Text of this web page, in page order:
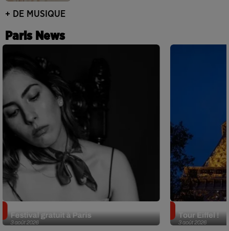
+ DE MUSIQUE
Paris News
3 août 2026
Festival gratuit à Paris
3 août 2026
Tour Eiffel !